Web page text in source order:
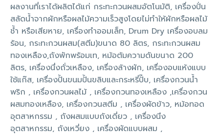
ผลงานที่เราได้ผลิตได้แก่ กระทะกวนผสมอัตโนมัติ, เครื่องปั่น
สลัดน้ำจากผักหรือผลไม้ความเร็วสูงโดยไม่ทำให้ผักหรือผลไม้
ช้ำ หรือเสียหาย, เครื่องทำออมเล็ท, Drum Dry เครื่องอบลม
ร้อน, กระทะกวนผสม(สตีม)ขนาด 80 ลิตร, กระทะกวนผสม
ทองเหลือง,ถังพักพร้อมเท, หม้อต้มความดันขนาด 200
ลิตร, เครื่องนึ่งถั่วเหลือง, เครื่องล้างผัก, เครื่องอบแห้งแบบ
ใช้แก๊ส, เครื่องปั้นขนมปั้นขลิบและกระหรี่ปั๊บ, เครื่องกวนน้ำ
พริก , เครื่องกวนผลไม้ , เครื่องกวนทองเหลือง ,เครื่องกวน
ผสมทองเหลือง, เครื่องกวนสตีม , เครื่องผัดข้าว, หม้อทอด
อุตสาหกรรม , ถังผสมแบบถังเดี่ยว , เครื่องนึง
อุตสาหกรรม, ถังเหวี่ยง , เครื่องผัดแบบผสม ,